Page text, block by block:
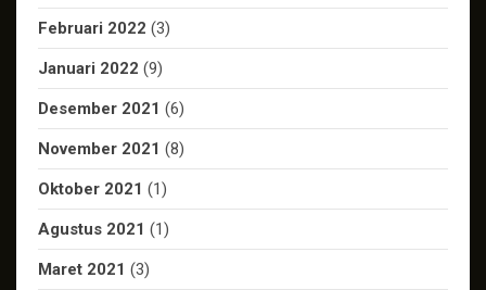
Februari 2022 (3)
Januari 2022 (9)
Desember 2021 (6)
November 2021 (8)
Oktober 2021 (1)
Agustus 2021 (1)
Maret 2021 (3)